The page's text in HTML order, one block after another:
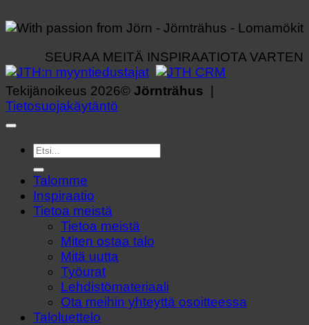
SEURAA MEITÄ INSPIRAATIOTA VARTEN
Tekijänoikeus 2026© Jörnträhus |
Tietosuojakäytäntö
Etsi:
Talomme
Inspiraatio
Tietoa meistä
Tietoa meistä
Miten ostaa talo
Mitä uutta
Työurat
Lehdistömateriaali
Ota meihin yhteyttä osoitteessa
Taloluettelo